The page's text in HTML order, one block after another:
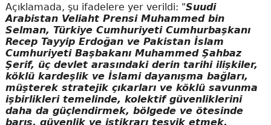
Açıklamada, şu ifadelere yer verildi: "Suudi
Arabistan Veliaht Prensi Muhammed bin
Selman, Türkiye Cumhuriyeti Cumhurbaşkanı
Recep Tayyip Erdoğan ve Pakistan İslam
Cumhuriyeti Başbakanı Muhammed Şahbaz
Şerif, üç devlet arasındaki derin tarihi ilişkiler,
köklü kardeşlik ve İslami dayanışma bağları,
müşterek stratejik çıkarları ve köklü savunma
işbirlikleri temelinde, kolektif güvenliklerini
daha da güçlendirmek, bölgede ve ötesinde
barış, güvenlik ve istikrarı teşvik etmek,